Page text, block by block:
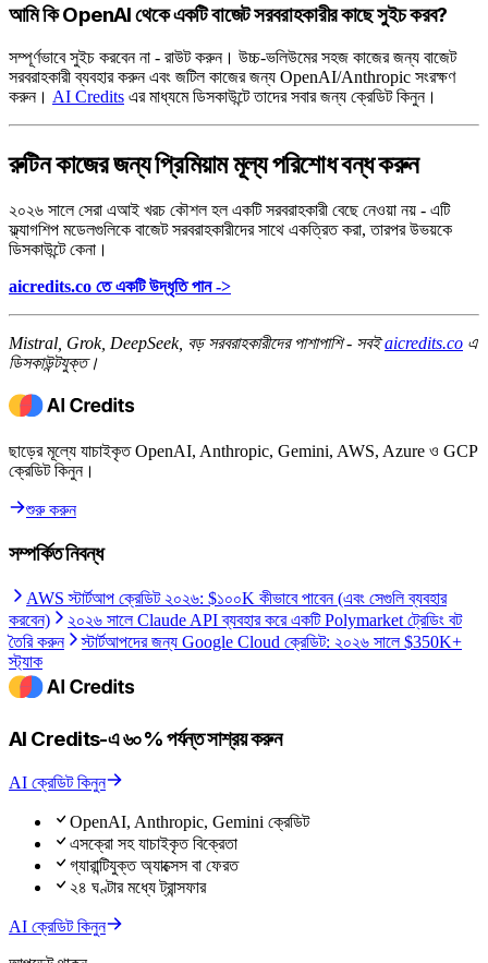
আমি কি OpenAI থেকে একটি বাজেট সরবরাহকারীর কাছে সুইচ করব?
সম্পূর্ণভাবে সুইচ করবেন না - রাউট করুন। উচ্চ-ভলিউমের সহজ কাজের জন্য বাজেট
সরবরাহকারী ব্যবহার করুন এবং জটিল কাজের জন্য OpenAI/Anthropic সংরক্ষণ
করুন। AI Credits এর মাধ্যমে ডিসকাউন্টে তাদের সবার জন্য ক্রেডিট কিনুন।
রুটিন কাজের জন্য প্রিমিয়াম মূল্য পরিশোধ বন্ধ করুন
২০২৬ সালে সেরা এআই খরচ কৌশল হল একটি সরবরাহকারী বেছে নেওয়া নয় - এটি
ফ্ল্যাগশিপ মডেলগুলিকে বাজেট সরবরাহকারীদের সাথে একত্রিত করা, তারপর উভয়কে
ডিসকাউন্টে কেনা।
aicredits.co তে একটি উদ্ধৃতি পান ->
Mistral, Grok, DeepSeek, বড় সরবরাহকারীদের পাশাপাশি - সবইaicredits.co এ
ডিসকাউন্টযুক্ত।
ছাড়ের মূল্যে যাচাইকৃত OpenAI, Anthropic, Gemini, AWS, Azure ও GCP
ক্রেডিট কিনুন।
শুরু করুন
সম্পর্কিত নিবন্ধ
AWS স্টার্টআপ ক্রেডিট ২০২৬: $১০০K কীভাবে পাবেন (এবং সেগুলি ব্যবহার
করবেন)
২০২৬ সালে Claude API ব্যবহার করে একটি Polymarket ট্রেডিং বট
তৈরি করুন
স্টার্টআপদের জন্য Google Cloud ক্রেডিট: ২০২৬ সালে $350K+
স্ট্যাক
AI Credits-এ ৬০% পর্যন্ত সাশ্রয় করুন
AI ক্রেডিট কিনুন
OpenAI, Anthropic, Gemini ক্রেডিট
এসক্রো সহ যাচাইকৃত বিক্রেতা
গ্যারান্টিযুক্ত অ্যাক্সেস বা ফেরত
২৪ ঘণ্টার মধ্যে ট্রান্সফার
AI ক্রেডিট কিনুন